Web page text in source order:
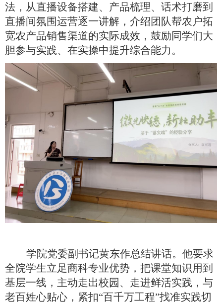
法，从直播设备搭建、产品梳理、话术打磨到
直播间氛围运营逐一讲解，介绍团队帮农户拓
宽农产品销售渠道的实际成效，鼓励同学们大
胆参与实践、在实操中提升综合能力。
学院党委副书记黄东作总结讲话。他要求
全院学生立足商科专业优势，把课堂知识用到
基层一线，主动走出校园、走进鲜活实践，与
老百姓心贴心，紧扣“百千万工程”找准实践切